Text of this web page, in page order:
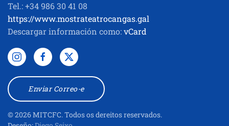
Tel.: +34 986 30 41 08
https://www.mostrateatrocangas.gal
Descargar información como:vCard
Enviar Correo-e
©2026MITCFC. Todos os dereitos reservados.